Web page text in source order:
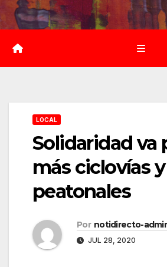
Saltar
al
contenido
LOCAL
Solidaridad va
más ciclovías
peatonales
Por notidirecto-
JUL 28, 2020